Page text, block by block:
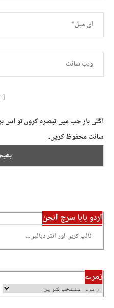
اگلی بار جب میں تبصرہ کروں تو اس
سائٹ محفوظ کریں۔
اردو بابا سرچ انجن
زمرے